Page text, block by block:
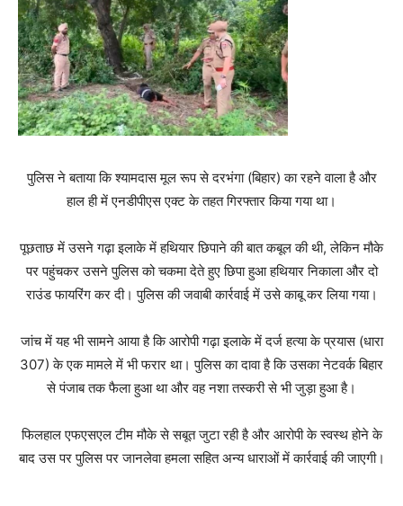
पुलिस ने बताया कि श्यामदास मूल रूप से दरभंगा (बिहार) का रहने वाला है और
हाल ही में एनडीपीएस एक्ट के तहत गिरफ्तार किया गया था।
पूछताछ में उसने गढ़ा इलाके में हथियार छिपाने की बात कबूल की थी, लेकिन मौके
पर पहुंचकर उसने पुलिस को चकमा देते हुए छिपा हुआ हथियार निकाला और दो
राउंड फायरिंग कर दी। पुलिस की जवाबी कार्रवाई में उसे काबू कर लिया गया।
जांच में यह भी सामने आया है कि आरोपी गढ़ा इलाके में दर्ज हत्या के प्रयास (धारा
307) के एक मामले में भी फरार था। पुलिस का दावा है कि उसका नेटवर्क बिहार
से पंजाब तक फैला हुआ था और वह नशा तस्करी से भी जुड़ा हुआ है।
फिलहाल एफएसएल टीम मौके से सबूत जुटा रही है और आरोपी के स्वस्थ होने के
बाद उस पर पुलिस पर जानलेवा हमला सहित अन्य धाराओं में कार्रवाई की जाएगी।